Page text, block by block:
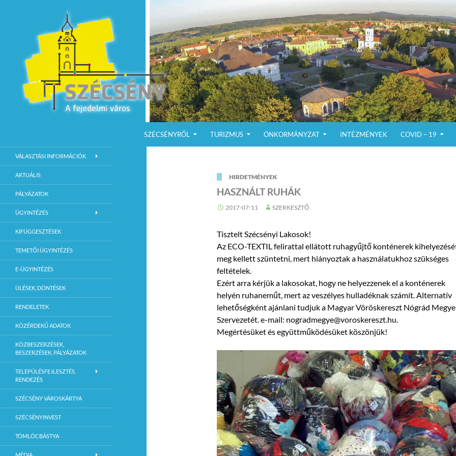
SZÉCSÉNYRŐL
TURIZMUS ÖNKORMÁNYZAT INTÉZMÉNYEK COVID – 19
HIRDETMÉNYEK
HASZNÁLT RUHÁK
2017-07-11 SZERKESZTŐ
Tisztelt Szécsényi Lakosok!
Az ECO-TEXTIL felirattal ellátott ruhagyűjtő konténerek
meg kellett szüntetni, mert hiányoztak a használatukhoz szükséges
feltételek.
Ezért arra kérjük a lakosokat, hogy ne helyezzenek el a konténerek
helyén ruhaneműt, mert az veszélyes hulladéknak számít. Alternatív
lehetőségként ajánlani tudjuk a Magyar Vöröskereszt Nógrád
Szervezetét. e-mail: nogradmegye@voroskereszt.hu.
Megértésüket és együttműködésüket köszönjük!
Szécsény Város Hivatalos Weboldala
VÁLASZTÁSI INFORMÁCIÓK
AKTUÁLIS
PÁLYÁZATOK
ÜGYINTÉZÉS
KIFÜGGESZTÉSEK
TEMETŐI ÜGYINTÉZÉS
E-ÜGYINTÉZÉS
ÜLÉSEK, DÖNTÉSEK
RENDELETEK
KÖZÉRDEKŰ ADATOK
KÖZBESZERZÉSEK,
BESZERZÉSEK, PÁLYÁZATOK
TELEPÜLÉSFEJLESZTÉS,
RENDEZÉS
SZÉCSÉNY VÁROSKÁRTYA
SZÉCSÉNYINVEST
TÖMLÖCBÁSTYA